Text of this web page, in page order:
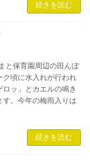
続きを読む
と保育園周辺の田んぼ
ク頃に水入れが行われ
ロッ」とカエルの鳴き
。今年の梅雨入りは
続きを読む